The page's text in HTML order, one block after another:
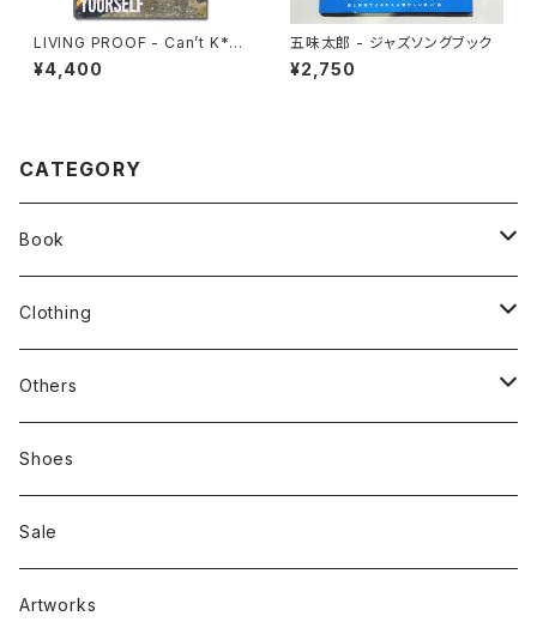
LIVING PROOF - Can’t K*ll
Yourself
¥4,400
五味太郎 - ジャズソングブック
¥2,750
CATEGORY
Book
stacks
新刊本
Zine、Other
Clothing
Tees
Sweatshirts
Bag & Accessories
Others
Mixcd
RC SLUM / ROYALTY CLUB
雑貨
Shoes
Sale
Artworks